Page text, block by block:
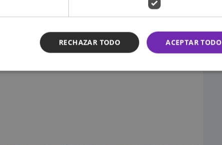
tipo de comentarios en redes sociales.
y su música!
ACEPTAR TODO
RECHAZAR TODO